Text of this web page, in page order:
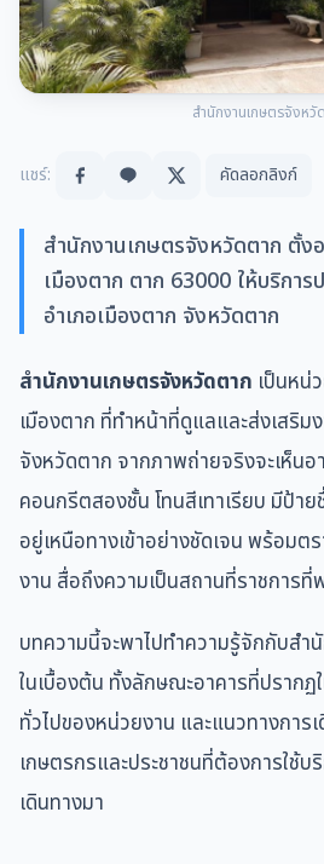
สำนักงานเกษตรจังหวั
แชร์: คัดลอกลิงก์
สำนักงานเกษตรจังหวัดตาก ตั้ง
เมืองตาก ตาก 63000 ให้บริกา
อำเภอเมืองตาก จังหวัดตาก
สำนักงานเกษตรจังหวัดตาก เป็นหน่
เมืองตาก ที่ทำหน้าที่ดูแลและส่งเสริม
จังหวัดตาก จากภาพถ่ายจริงจะเห็น
คอนกรีตสองชั้น โทนสีเทาเรียบ มีป้า
อยู่เหนือทางเข้าอย่างชัดเจน พร้อม
งาน สื่อถึงความเป็นสถานที่ราชการที่
บทความนี้จะพาไปทำความรู้จักกับสำ
ในเบื้องต้น ทั้งลักษณะอาคารที่ปราก
ทั่วไปของหน่วยงาน และแนวทางการ
เกษตรกรและประชาชนที่ต้องการใช้
เดินทางมา